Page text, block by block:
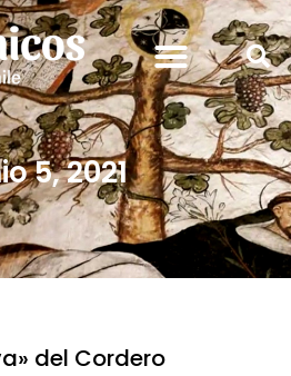
5, 2021
del Cordero